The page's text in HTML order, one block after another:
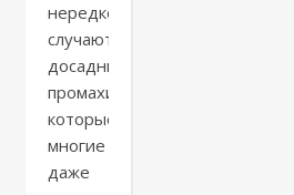
нередко
случаются
досадные
промахи,
которые
многие
даже